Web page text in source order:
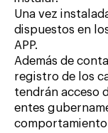
Una vez
dispuestos en
APP.
Además de
registro de los
tendrán acceso
entes
comportamiento